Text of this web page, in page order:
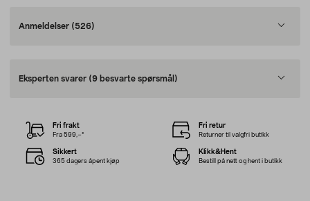
Anmeldelser (526)
Eksperten svarer (9 besvarte spørsmål)
Fri frakt
Fra 599,–*
Fri retur
Returner til valgfri butikk
Sikkert
365 dagers åpent kjøp
Klikk&Hent
Bestill på nett og hent i butikk